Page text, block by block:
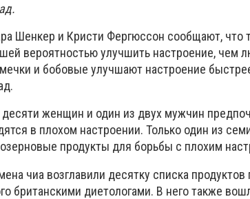
Шенкер и Кристи Фергюссон сообщают, что
вероятностью улучшить настроение, чем
и бобовые улучшают настроение
женщин и один из двух мужчин
в плохом настроении. Только один из
продукты для борьбы с плохим
чиа возглавили десятку списка продуктов
британскими диетологами. В него также